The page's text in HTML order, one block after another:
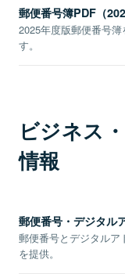
郵便番号簿PDF（
2025年度版郵便番号
す。
ビジネス
情報
郵便番号・デジタル
郵便番号とデジタル
を提供。